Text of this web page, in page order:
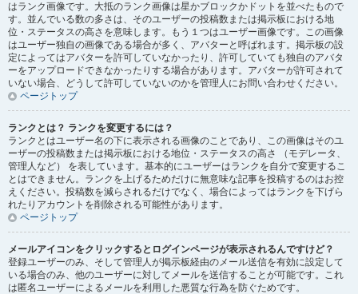
はランク画像です。大抵のランク画像は星かブロックかドットを並べたもので
す。並んでいる数の多さは、そのユーザーの投稿数または掲示板における地
位・ステータスの高さを意味します。もう１つはユーザー画像です。この画像
はユーザー独自の画像である場合が多く、アバターと呼ばれます。掲示板の設
定によってはアバターを許可していなかったり、許可していても独自のアバタ
ーをアップロードできなかったりする場合があります。アバターが許可されて
いない場合、どうして許可していないのかを管理人にお問い合わせください。
ページトップ
ランクとは？ ランクを変更するには？
ランクとはユーザー名の下に表示される画像のことであり、この画像はそのユ
ーザーの投稿数または掲示板における地位・ステータスの高さ （モデレータ、
管理人など） を表しています。基本的にユーザーはランクを自分で変更するこ
とはできません。ランクを上げるためだけに無意味な記事を投稿するのはお控
えください。投稿数を減らされるだけでなく、場合によってはランクを下げら
れたりアカウントを削除される可能性があります。
ページトップ
メールアイコンをクリックするとログインページが表示されるんですけど？
登録ユーザーのみ、そして管理人が掲示板経由のメール送信を有効に設定して
いる場合のみ、他のユーザーに対してメールを送信することが可能です。これ
は匿名ユーザーによるメールを利用した悪質な行為を防ぐためです。